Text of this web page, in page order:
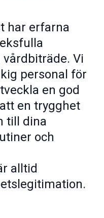
har erfarna
Vi
personal för
en god
en trygghet
till dina
och
alltid